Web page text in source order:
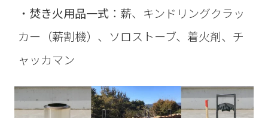
・ 焚き火用品一式：薪、キンドリングクラッ
カー（薪割機）、ソロストーブ、着火剤、チ
ャッカマン